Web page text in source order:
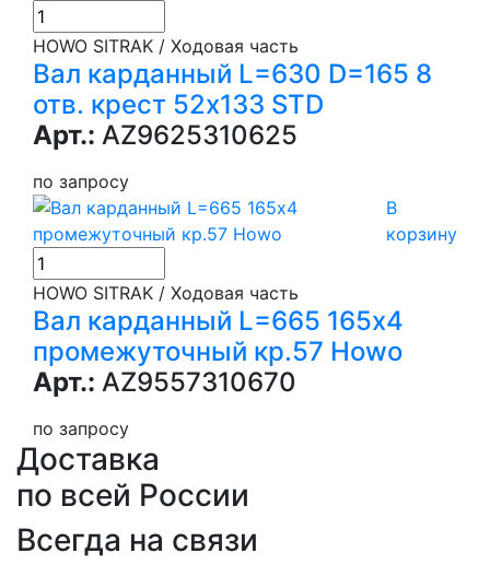
HOWO SITRAK / Ходовая часть
Вал карданный L=630 D=165 8
отв. крест 52х133 STD
Арт.: AZ9625310625
по запросу
В
корзину
HOWO SITRAK / Ходовая часть
Вал карданный L=665 165х4
промежуточный кр.57 Howo
Арт.: AZ9557310670
по запросу
Доставка
по всей России
Всегда на связи